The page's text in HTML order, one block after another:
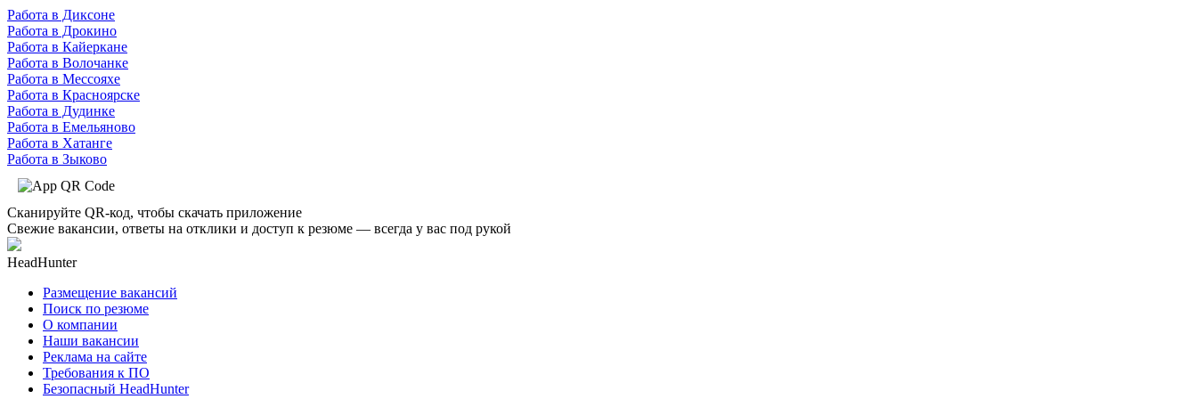
Работа в Диксоне
Работа в Дрокино
Работа в Кайеркане
Работа в Волочанке
Работа в Мессояхе
Работа в Красноярске
Работа в Дудинке
Работа в Емельяново
Работа в Хатанге
Работа в Зыково
Сканируйте QR-код, чтобы скачать приложение
Свежие вакансии, ответы на отклики и доступ к резюме — всегда у вас под рукой
HeadHunter
Размещение вакансий
Поиск по резюме
О компании
Наши вакансии
Реклама на сайте
Требования к ПО
Безопасный HeadHunter